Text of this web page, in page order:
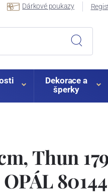
Dárkové poukazy
Dekorace a
šperky
Thun
80144